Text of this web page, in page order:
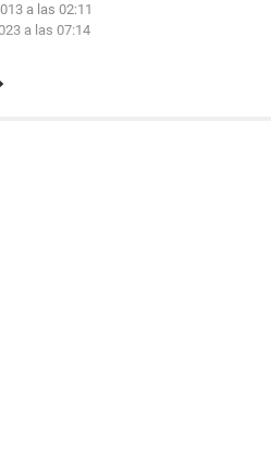
a las 02:11
a las 07:14